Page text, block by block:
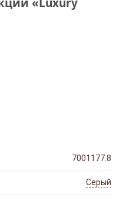
7001177.8
Серый